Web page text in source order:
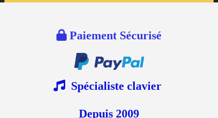
Paiement Sécurisé
Spécialiste clavier
Depuis 2009